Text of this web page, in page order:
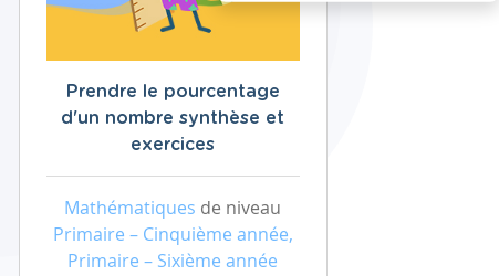
Prendre le pourcentage
d'un nombre synthèse et
exercices
Mathématiques de niveau
Primaire – Cinquième année,
Primaire – Sixième année